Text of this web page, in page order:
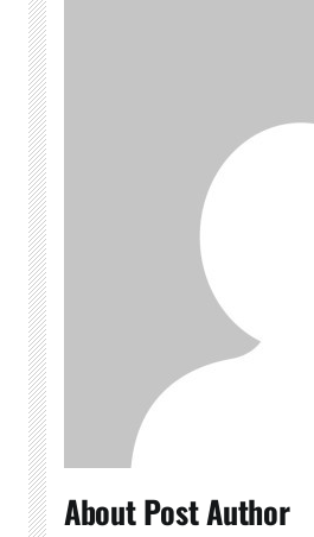
About Post Author